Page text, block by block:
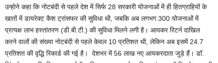
उन्होने कहा कि नोटबंदी से पहले देश में सिर्फ 28 सरकारी योजनाओं में ही हितग्राहियों के
खातों में डायरेक्ट कैश ट्रांसफर की सुविधा थी, जबकि अब लगभग 300 योजनाओं में
प्रत्यक्ष लाभ हस्तांतरण (डी.बी.टी.) की सुविधा मिलने लगी है। आयकर रिटर्न दाखिल
करने वालों की संख्या नोटबंदी से पहले केवल 10 प्रतिशत थी, लेकिन अब इसमें 24.7
प्रतिशत की वृद्धि रिकार्ड की गई है। देशभर में 56 लाख नए आयकरदाता जुड़े हैं। डॉ.